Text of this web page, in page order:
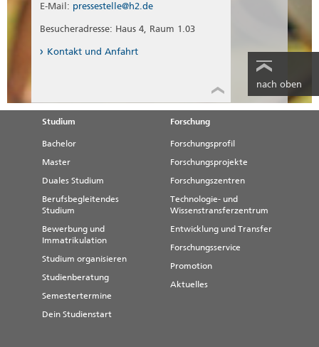
E-Mail: pressestelle@h2.de
Besucheradresse: Haus 4, Raum 1.03
Kontakt und Anfahrt
nach oben
Studium
Bachelor
Master
Duales Studium
Berufsbegleitendes
Studium
Bewerbung und
Immatrikulation
Studium organisieren
Studienberatung
Semestertermine
Dein Studienstart
Forschung
Forschungsprofil
Forschungsprojekte
Forschungszentren
Technologie- und
Wissenstransferzentrum
Entwicklung und Transfer
Forschungsservice
Promotion
Aktuelles